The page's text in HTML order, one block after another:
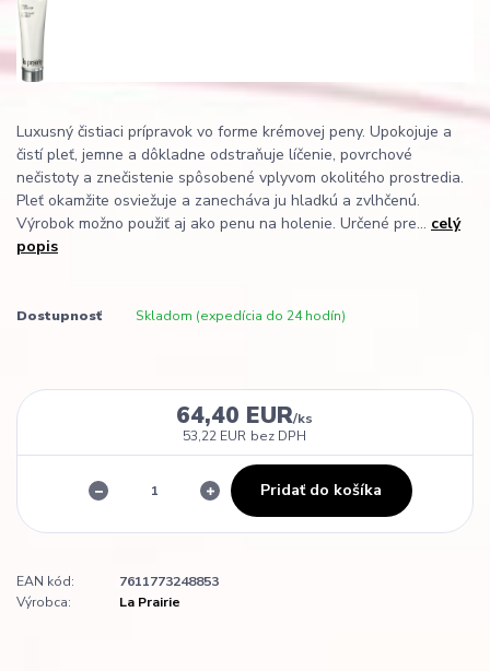
Luxusný čistiaci prípravok vo forme krémovej peny. Upokojuje a
čistí pleť, jemne a dôkladne odstraňuje líčenie, povrchové
nečistoty a znečistenie spôsobené vplyvom okolitého prostredia.
Pleť okamžite osviežuje a zanecháva ju hladkú a zvlhčenú.
Výrobok možno použiť aj ako penu na holenie. Určené pre... celý
popis
Dostupnosť Skladom (expedícia do 24 hodín)
64,40 EUR/ks
53,22 EUR bez DPH
Pridať do košíka
EAN kód:
7611773248853
Výrobca:
La Prairie